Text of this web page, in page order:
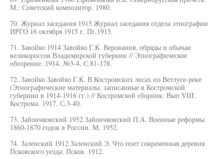
М.: Советский композитор. 1980.
70. Журнал заседания 1915 Журнал заседания отдела этнографии
ИРГО 16 октября 1915 г. Пг.1915.
71. Завойко 1914 Завойко Г.К. Верования, обряды и обычаи
великороссов Владимирской губернии // Этнографическое
обозрение. 1914. №3-4. С.81-178.
72. Завойко Завойко Г.К. В Костромских лесах по Ветлуге-реке
(Этнографические материалы, записанные в Костромской
губернии в 1914-1916 гг.) // Костромской сборник. Вып.VIII.
Кострома. 1917. С.3-40.
73. Зайончковский 1952 Зайончковский П.А. Военные реформы
1860-1870 годов в России. М. 1952.
74. Заленский 1912 Заленский Э. Что поет современная деревня
Псковского уезда. Псков. 1912.